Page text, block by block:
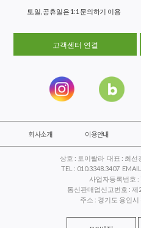
토,일, 공휴일은 1:1 문의하기 이용
고객센터 연결
회사소개 이용안내
상호 : 토이랄라 대표 : 최
TEL : 010.3348.3407
사업자등록번호 :
통신판매업신고번호 :
주소 : 경기도 용인